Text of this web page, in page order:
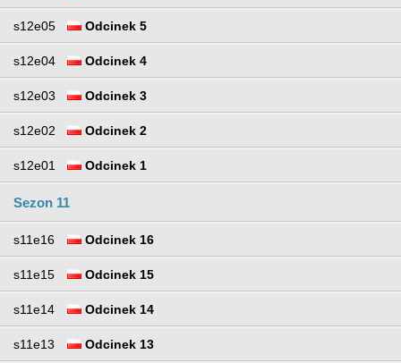
s12e05 Odcinek 5
s12e04 Odcinek 4
s12e03 Odcinek 3
s12e02 Odcinek 2
s12e01 Odcinek 1
Sezon 11
s11e16 Odcinek 16
s11e15 Odcinek 15
s11e14 Odcinek 14
s11e13 Odcinek 13